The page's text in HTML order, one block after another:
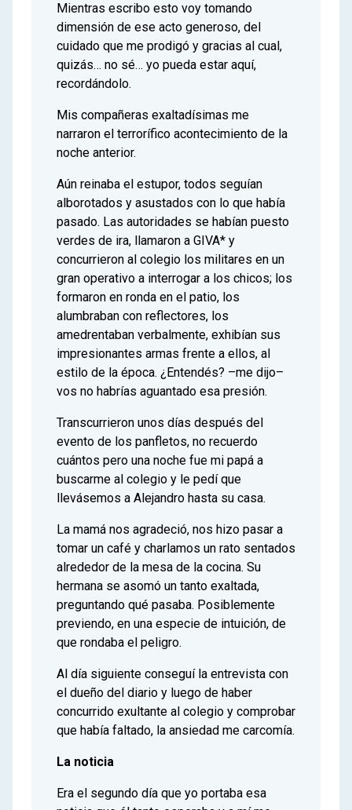
Mientras escribo esto voy tomando
dimensión de ese acto generoso, del
cuidado que me prodigó y gracias al cual,
quizás… no sé… yo pueda estar aquí,
recordándolo.
Mis compañeras exaltadísimas me
narraron el terrorífico acontecimiento de la
noche anterior.
Aún reinaba el estupor, todos seguían
alborotados y asustados con lo que había
pasado. Las autoridades se habían puesto
verdes de ira, llamaron a GIVA* y
concurrieron al colegio los militares en un
gran operativo a interrogar a los chicos; los
formaron en ronda en el patio, los
alumbraban con reflectores, los
amedrentaban verbalmente, exhibían sus
impresionantes armas frente a ellos, al
estilo de la época. ¿Entendés? –me dijo–
vos no habrías aguantado esa presión.
Transcurrieron unos días después del
evento de los panfletos, no recuerdo
cuántos pero una noche fue mi papá a
buscarme al colegio y le pedí que
llevásemos a Alejandro hasta su casa.
La mamá nos agradeció, nos hizo pasar a
tomar un café y charlamos un rato sentados
alrededor de la mesa de la cocina. Su
hermana se asomó un tanto exaltada,
preguntando qué pasaba. Posiblemente
previendo, en una especie de intuición, de
que rondaba el peligro.
Al día siguiente conseguí la entrevista con
el dueño del diario y luego de haber
concurrido exultante al colegio y comprobar
que había faltado, la ansiedad me carcomía.
La noticia
Era el segundo día que yo portaba esa